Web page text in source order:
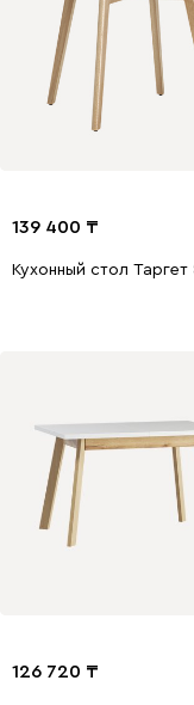
139 400
Кухонный стол
126 720